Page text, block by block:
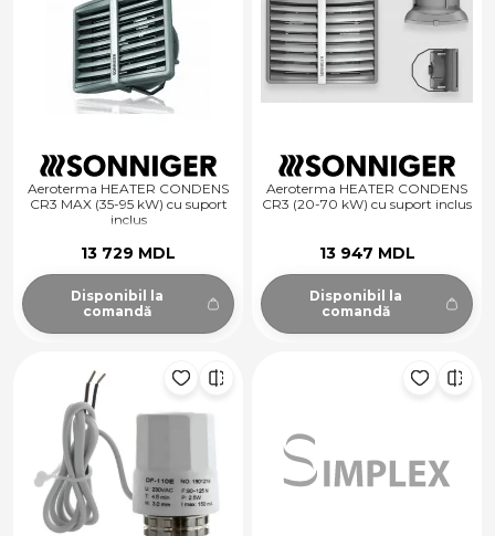
Aeroterma HEATER CONDENS
CR3 MAX (35-95 kW) cu suport
inclus
13 729 MDL
Disponibil la
comandă
Aeroterma HEATER CONDENS
CR3 (20-70 kW) cu suport inclus
13 947 MDL
Disponibil la
comandă